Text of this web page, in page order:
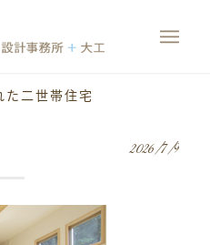
た二世帯住宅
2026/7/9